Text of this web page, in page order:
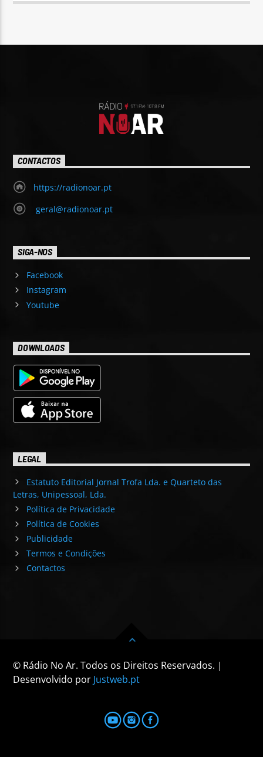
CONTACTOS
https://radionoar.pt
geral@radionoar.pt
SIGA-NOS
Facebook
Instagram
Youtube
DOWNLOADS
LEGAL
Estatuto Editorial Jornal Trofa Lda. e Quarteto das
Letras, Unipessoal, Lda.
Política de Privacidade
Política de Cookies
Publicidade
Termos e Condições
Contactos
© Rádio No Ar. Todos os Direitos Reservados. |
Desenvolvido por Justweb.pt